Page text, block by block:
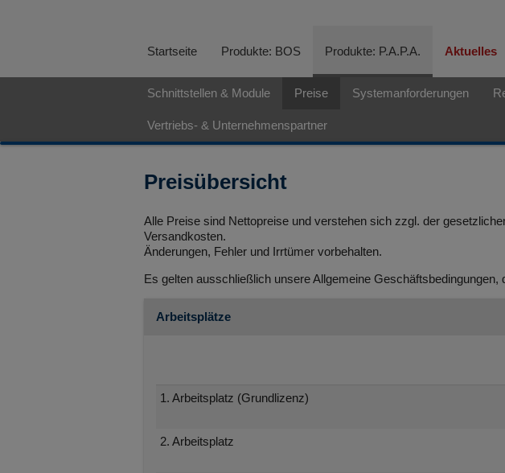
Startseite Produkte: BOS Produkte: P.A.P.A. Aktuelles
Schnittstellen & Module Preise Systemanforderungen
Vertriebs- & Unternehmenspartner
Preisübersicht
Alle Preise sind Nettopreise und verstehen sich zzgl. der
Versandkosten.
Änderungen, Fehler und Irrtümer vorbehalten.
Es gelten ausschließlich unsere Allgemeine Geschäftsbedingungen,
Arbeitsplätze
1. Arbeitsplatz (Grundlizenz)
2. Arbeitsplatz